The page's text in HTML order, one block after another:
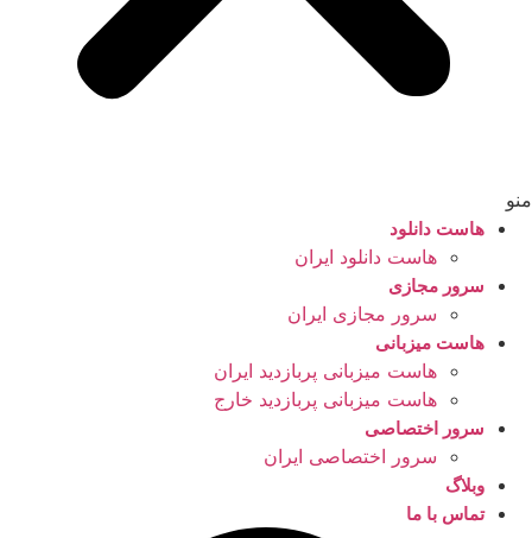
منو
هاست دانلود
هاست دانلود ایران
سرور مجازی
سرور مجازی ایران
هاست میزبانی
هاست میزبانی پربازدید ایران
هاست میزبانی پربازدید خارج
سرور اختصاصی
سرور اختصاصی ایران
وبلاگ
تماس با ما